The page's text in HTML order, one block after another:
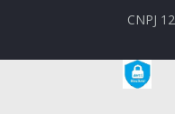
CNPJ